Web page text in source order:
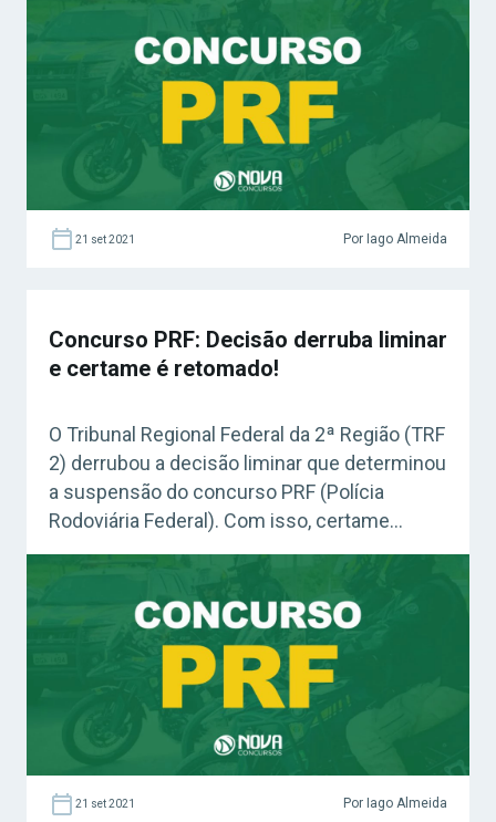
Confira: Curso Grátis Polícia Rodoviária
Federal Concurso PRF: convocação para o
curso de formação Os concurseiros devem
ficar atentos, uma vez […]
21 set 2021 Por Iago Almeida
Concurso PRF: Decisão derruba liminar
e certame é retomado!
O Tribunal Regional Federal da 2ª Região (TRF
2) derrubou a decisão liminar que determinou
a suspensão do concurso PRF (Polícia
Rodoviária Federal). Com isso, certame
poderá ser retomado. Aprovados e
o curso de formação até quarta! Acesse
agora o Curso Grátis INSS 2026!
Confira: Curso Grátis Polícia Rodoviária
Federal Concurso […]
21 set 2021 Por Iago Almeida